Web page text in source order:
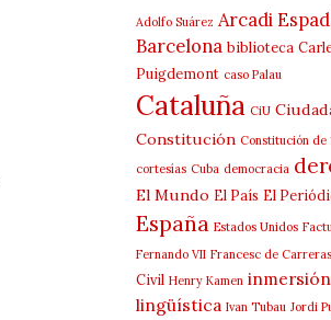
Adolfo Suárez Arcadi
Barcelona biblioteca
Puigdemont caso Palau
Cataluña CiU
Constitución Constitución de
cortesías Cuba democracia
El Mundo El País El
España Estados Unidos
Fernando VII Francesc de Carreras
Civil Henry Kamen inmersión
lingüística Ivan Tubau Jordi